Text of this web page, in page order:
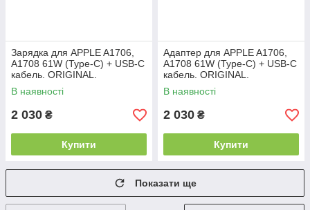
Зарядка для APPLE A1706,
A1708 61W (Type-C) + USB-C
кабель. ORIGINAL.
В наявності
2 030 ₴
Купити
Адаптер для APPLE A1706,
A1708 61W (Type-C) + USB-C
кабель. ORIGINAL.
В наявності
2 030 ₴
Купити
Показати ще